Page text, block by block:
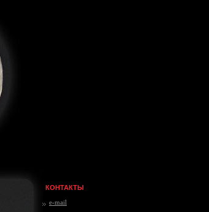
КОНТАКТЫ
e-mail